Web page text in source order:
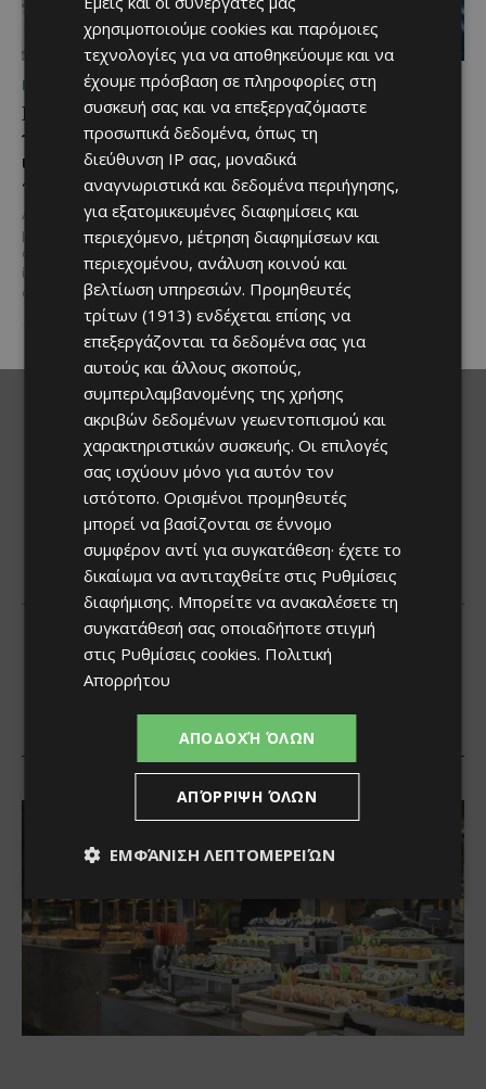
ΜΈΝΟΥΜΕ ΕΝΗΜΕΡΩΜΈΝΟΙ
Η Mercedes-Benz
γιορτάζει έναν αιώνα
ιστορίας και κοιτάζει
προς το μέλλον
Λίγες αυτοκινητοβιομηχανίες
μπορούν να ισχυριστούν ότι το
όνομά τους έγινε συνώνυμο της
ίδιας της ιστορίας του
αυτοκινήτου. Η...
ΜΈΝΟΥΜΕ ΕΝΗΜΕΡΩΜΈΝΟΙ
Ο τουρισμός ως εθνική
υπόθεση
Του Γιάννου Πανταζή* Είναι κοινή
πεποίθηση ότι ο τουρισμός
αποτελεί μία από τις
σημαντικότερες βιομηχανίες της
Κύπρου και διαχρονικά...
χρησιμοποιούμε cookies και παρόμοιες
τεχνολογίες για να αποθηκεύουμε και να
έχουμε πρόσβαση σε πληροφορίες στη
συσκευή σας και να επεξεργαζόμαστε
προσωπικά δεδομένα, όπως τη
διεύθυνση IP σας, μοναδικά
αναγνωριστικά και δεδομένα περιήγησης,
για εξατομικευμένες διαφημίσεις και
περιεχόμενο, μέτρηση διαφημίσεων και
περιεχομένου, ανάλυση κοινού και
βελτίωση υπηρεσιών. Προμηθευτές
τρίτων (1913) ενδέχεται επίσης να
επεξεργάζονται τα δεδομένα σας για
αυτούς και άλλους σκοπούς,
συμπεριλαμβανομένης της χρήσης
ακριβών δεδομένων γεωεντοπισμού και
χαρακτηριστικών συσκευής. Οι επιλογές
σας ισχύουν μόνο για αυτόν τον
ιστότοπο. Ορισμένοι προμηθευτές
μπορεί να βασίζονται σε έννομο
συμφέρον αντί για συγκατάθεση· έχετε το
δικαίωμα να αντιταχθείτε στις Ρυθμίσεις
διαφήμισης. Μπορείτε να ανακαλέσετε τη
συγκατάθεσή σας οποιαδήποτε στιγμή
στις Ρυθμίσεις cookies. Πολιτική
Απορρήτου
ΑΠΟΔΟΧΉ ΌΛΩΝ
ΑΠΌΡΡΙΨΗ ΌΛΩΝ
ΕΜΦΆΝΙΣΗ ΛΕΠΤΟΜΕΡΕΙΏΝ